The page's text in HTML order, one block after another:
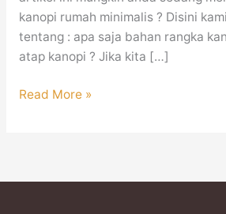
kanopi rumah minimalis ? Disini
tentang : apa saja bahan rangka
atap kanopi ? Jika kita […]
Read More »